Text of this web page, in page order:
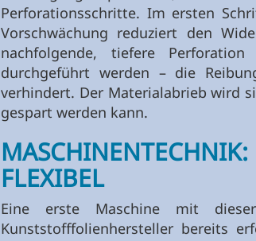
Perforationsschritte. Im ersten
Vorschwächung reduziert den
nachfolgende, tiefere
durchgeführt werden – die
verhindert. Der Materialabrieb wird
gespart werden kann.
FLEXIBEL
Eine erste Maschine mit
Kunststofffolienhersteller bereits